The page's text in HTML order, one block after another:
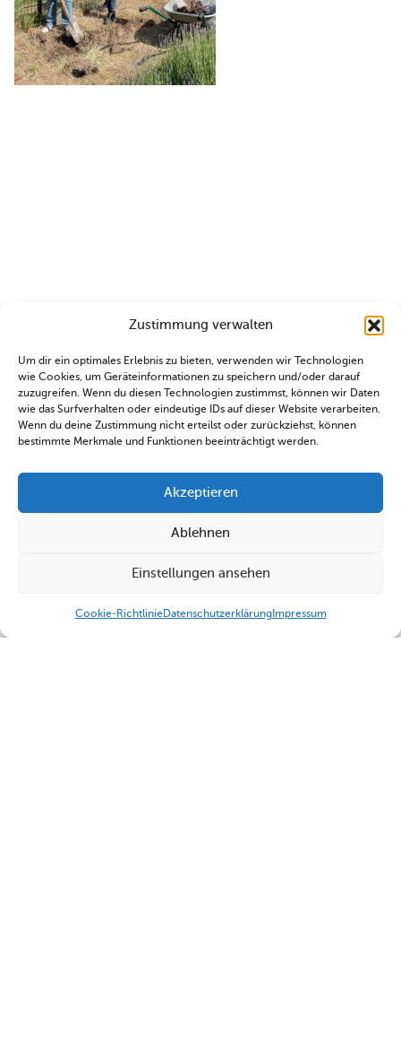
Zustimmung verwalten
Um dir ein optimales Erlebnis zu bieten, verwenden wir Technologien
wie Cookies, um Geräteinformationen zu speichern und/oder darauf
zuzugreifen. Wenn du diesen Technologien zustimmst, können wir Daten
wie das Surfverhalten oder eindeutige IDs auf dieser Website verarbeiten.
Wenn du deine Zustimmung nicht erteilst oder zurückziehst, können
bestimmte Merkmale und Funktionen beeinträchtigt werden.
Akzeptieren
Ablehnen
Einstellungen ansehen
Cookie-RichtlinieDatenschutzerklärungImpressum